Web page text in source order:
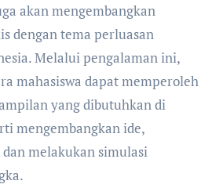
akan mengembangkan
dengan tema perluasan
Melalui pengalaman ini,
mahasiswa dapat memperoleh
yang dibutuhkan di
mengembangkan ide,
melakukan simulasi